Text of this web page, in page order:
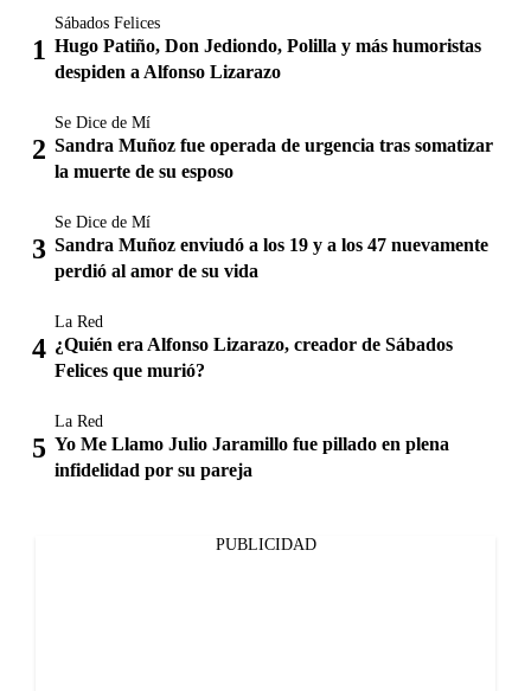
Sábados Felices
Hugo Patiño, Don Jediondo, Polilla y más humoristas
despiden a Alfonso Lizarazo
Se Dice de Mí
Sandra Muñoz fue operada de urgencia tras somatizar
la muerte de su esposo
Se Dice de Mí
Sandra Muñoz enviudó a los 19 y a los 47 nuevamente
perdió al amor de su vida
La Red
¿Quién era Alfonso Lizarazo, creador de Sábados
Felices que murió?
La Red
Yo Me Llamo Julio Jaramillo fue pillado en plena
infidelidad por su pareja
PUBLICIDAD